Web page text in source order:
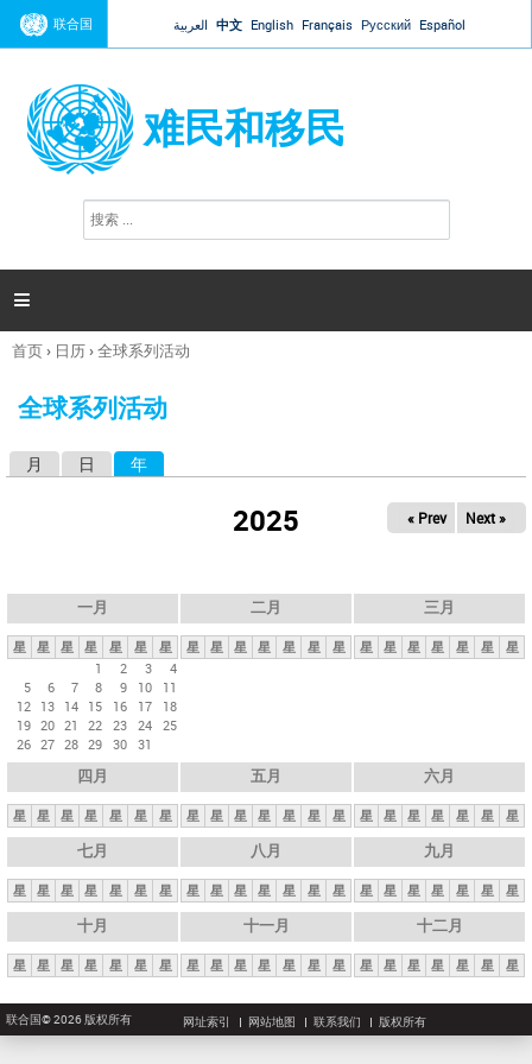
Jump to navigation
联合国 العربية 中文 English Français Русский Español
难民和移民
搜
索

你
这
首页› 日历›全球系列活动
全球系列活动
月 日 年
2025 « Prev Next »
一月
星 星 星 星 星 星
星
1
2 3
4
5
6 7 8 9 10
11
12 13 14 15 16 17
18
19 20 21 22 23 24 25
26 27 28 29 30 31
二月
星 星 星 星 星 星 星
三月
星 星 星 星 星 星 星
四月
星 星 星 星 星 星 星
五月
星 星 星 星 星 星 星
六月
星 星 星 星 星 星 星
七月
星 星 星 星 星 星 星
八月
星 星 星 星 星 星 星
九月
星 星 星 星 星 星 星
十月
星 星 星 星 星 星 星
十一月
星 星 星 星 星 星 星
十二月
星 星 星 星 星 星 星
联合国© 2026 版权所有 网址索引 网站地图 联系我们 版权所有